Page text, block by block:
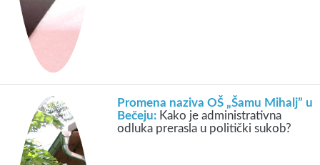
Promena naziva OŠ „Šamu Mihalj” u
Bečeju: Kako je administrativna
odluka prerasla u politički sukob?